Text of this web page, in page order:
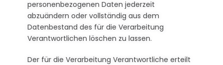
personenbezogenen Daten jederzeit
abzuändern oder vollständig aus dem
Datenbestand des für die Verarbeitung
Verantwortlichen löschen zu lassen.
Der für die Verarbeitung Verantwortliche erteilt